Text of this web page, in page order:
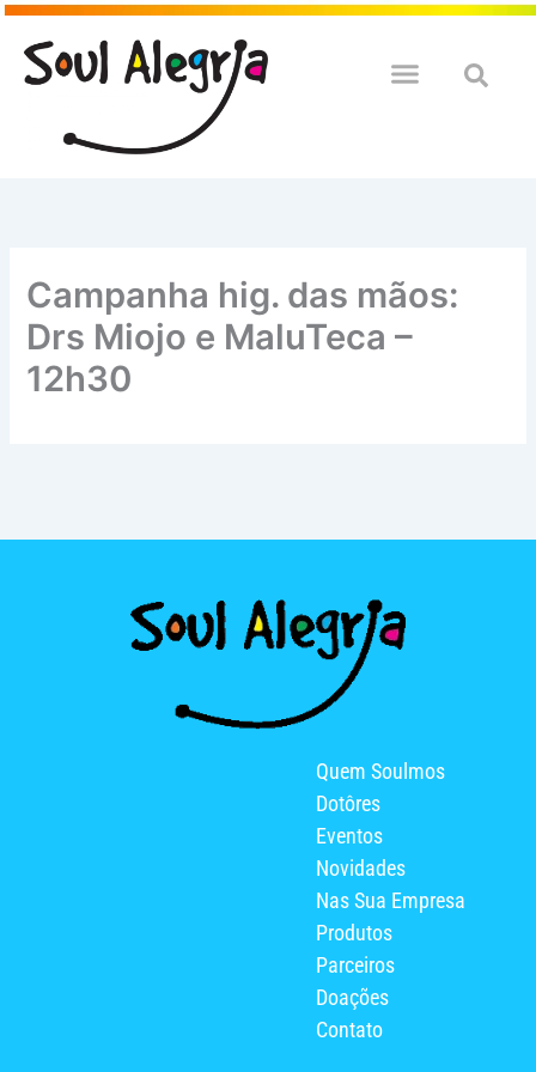
Ir
para
Campanha hig. das mãos:
Drs Miojo e MaluTeca –
12h30
Quem Soulmos
Dotôres
Eventos
Novidades
Nas Sua Empresa
Produtos
Parceiros
Doações
Contato